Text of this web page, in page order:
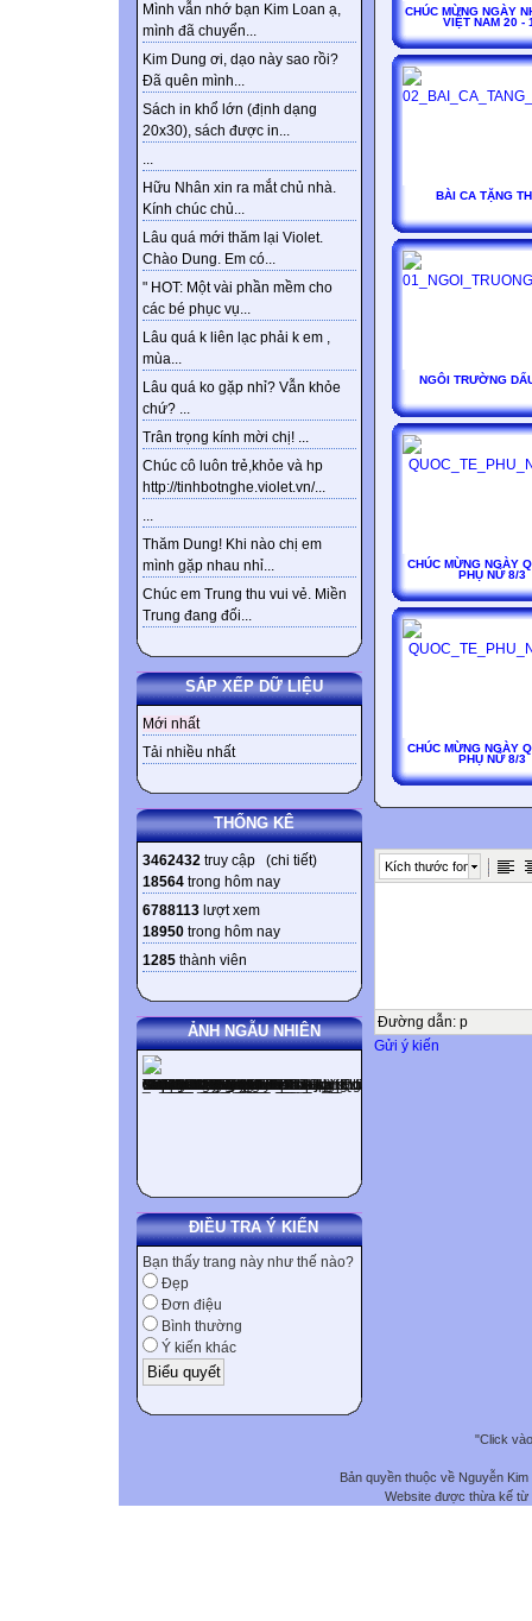
Mình vẫn nhớ bạn Kim Loan ạ,
mình đã chuyển...
Kim Dung ơi, dạo này sao rồi?
Đã quên mình...
Sách in khổ lớn (định dạng
20x30), sách được in...
...
Hữu Nhân xin ra mắt chủ nhà.
Kính chúc chủ...
Lâu quá mới thăm lại Violet.
Chào Dung. Em có...
" HOT: Một vài phần mềm cho
các bé phục vụ...
Lâu quá k liên lạc phải k em ,
mùa...
Lâu quá ko gặp nhỉ? Vẫn khỏe
chứ? ...
Trân trọng kính mời chị! ...
Chúc cô luôn trẻ,khỏe và hp
http://tinhbotnghe.violet.vn/...
...
Thăm Dung! Khi nào chị em
mình gặp nhau nhỉ...
Chúc em Trung thu vui vẻ. Miền
Trung đang đối...
SẮP XẾP DỮ LIỆU
Mới nhất
Tải nhiều nhất
THỐNG KÊ
3462432 truy cập (chi tiết)
18564 trong hôm nay
6788113 lượt xem
18950 trong hôm nay
1285 thành viên
ẢNH NGẪU NHIÊN
ĐIỀU TRA Ý KIẾN
Bạn thấy trang này như thế nào?
Đẹp
Đơn điệu
Bình thường
Ý kiến khác
CHÚC MỪNG NGÀY
VIỆT NAM 20 -
BÀI CA TẶNG
NGÔI TRƯỜNG
CHÚC MỪNG NGÀY
PHỤ NỮ 8/3
CHÚC MỪNG NGÀY
PHỤ NỮ 8/3
Kích thước font
Đường dẫn: p
Gửi ý kiến
"Click
Bản quyền thuộc về Nguyễn
Website được thừa kế từ